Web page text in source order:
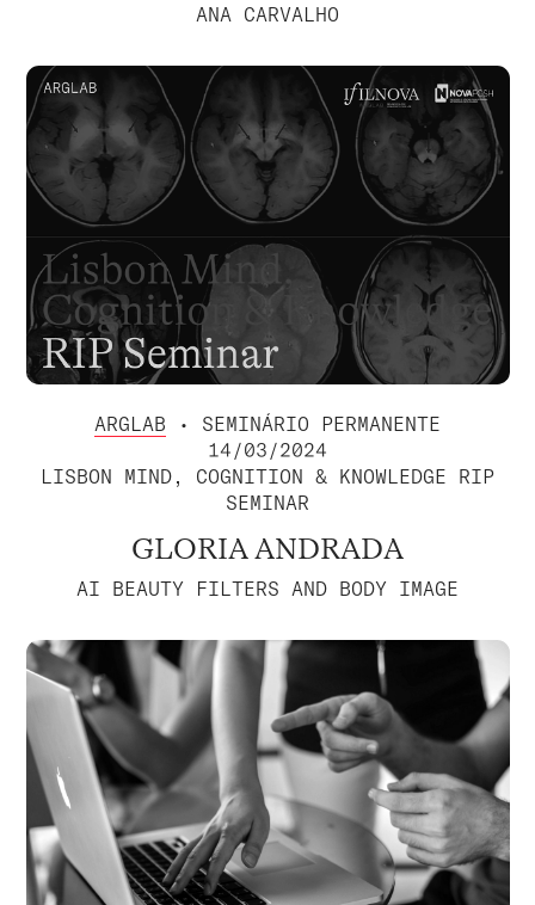
ANA CARVALHO
ARGLAB • SEMINÁRIO PERMANENTE
14/03/2024
LISBON MIND, COGNITION & KNOWLEDGE RIP
SEMINAR
GLORIA ANDRADA
AI BEAUTY FILTERS AND BODY IMAGE